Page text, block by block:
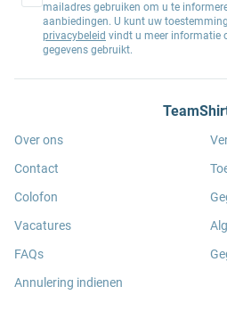
mailadres gebruiken om u te
aanbiedingen. U kunt uw
privacybeleid vindt u meer informatie
gegevens gebruikt.
Over ons
Contact
Colofon
Vacatures
FAQs
Annulering indienen